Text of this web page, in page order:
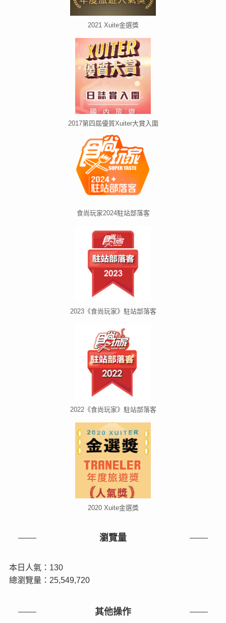
2021 Xuite金選獎
2017第四屆優質Xuiter大賞入圍
食尚玩家2024駐站部落客
2023《食尚玩家》駐站部落客
2022《食尚玩家》駐站部落客
2020 Xuite金選獎
瀏覽量
本日人氣：130
總瀏覽量：25,549,720
其他操作